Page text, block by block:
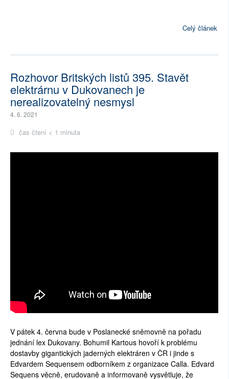
Celý článek
Rozhovor Britských listů 395. Stavět
elektrárnu v Dukovanech je
nerealizovatelný nesmysl
4. 6. 2021
čas čtení < 1 minuta
V pátek 4. června bude v Poslanecké sněmovně na pořadu
jednání lex Dukovany. Bohumil Kartous hovoří k problému
dostavby gigantických jaderných elektráren v ČR i jinde s
Edvardem Sequensem odborníkem z organizace Calla. Edvard
Sequens věcně, erudovaně a informovaně vysvětluje, že